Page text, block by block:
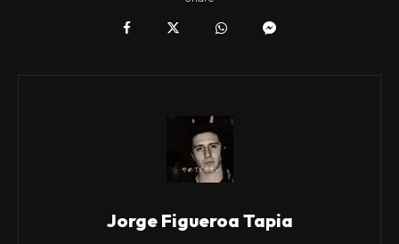
Jorge Figueroa Tapia